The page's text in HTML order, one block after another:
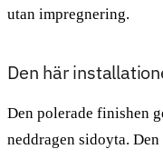
utan impregnering.
Den här
Den polerade finishen
neddragen sidoyta.